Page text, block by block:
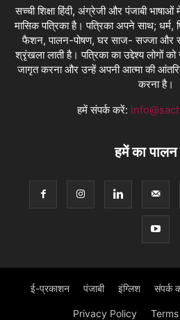
सच्ची शिक्षा हिंदी, अंग्रेजी और पंजाबी भाषाओं
मासिक पत्रिका है। पत्रिका अपने साथ; धर्म,
फैशन, पालन-पोषण, घर साज- सज्जा और
श्रृंखला लाती है। पत्रिका का उद्देश्य लोगों
जागृत करना और उन्हें अपनी आत्मा की
करना है।
हमें संपर्क करें:
हमें का
ई-प्रकाशन पंजाबी इंग्लिश संपर्क
Privacy Policy